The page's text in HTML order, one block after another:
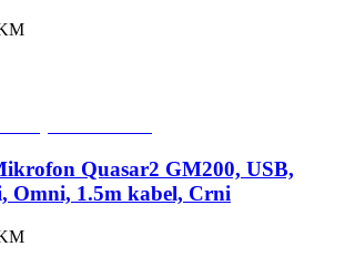
Quasar2 GM200, USB,
Omni, 1.5m kabel, Crni